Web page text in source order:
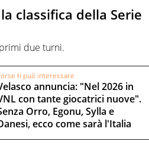
classifica della Serie
due turni.
ti può interessare
annuncia: "Nel 2026 in
con tante giocatrici nuove".
Orro, Egonu, Sylla e
ecco come sarà l'Italia